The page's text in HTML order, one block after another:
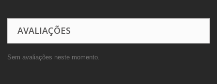
AVALIAÇÕES
Sem avaliações neste momento.